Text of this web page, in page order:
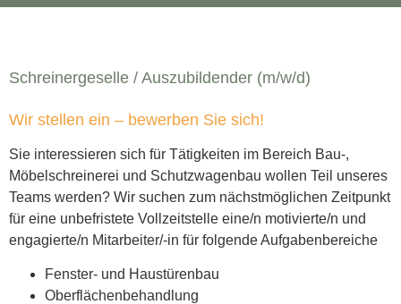
Schreinergeselle / Auszubildender (m/w/d)
Wir stellen ein – bewerben Sie sich!
Sie interessieren sich für Tätigkeiten im Bereich Bau-,
Möbelschreinerei und Schutzwagenbau wollen Teil unseres
Teams werden? Wir suchen zum nächstmöglichen Zeitpunkt
für eine unbefristete Vollzeitstelle eine/n motivierte/n und
engagierte/n Mitarbeiter/-in für folgende Aufgabenbereiche
Fenster- und Haustürenbau
Oberflächenbehandlung